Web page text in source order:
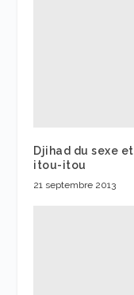
Djihad du sexe
itou-itou
21 septembre 2013